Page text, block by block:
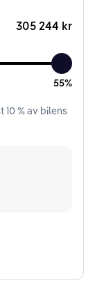
305 244 kr
55%
10% av bilens